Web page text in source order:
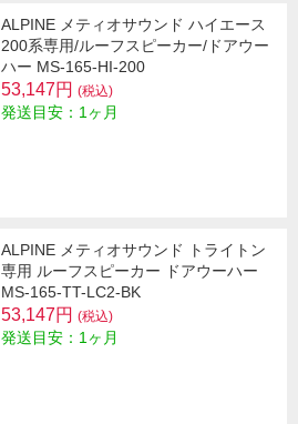
ALPINE メティオサウンド ハイエース
200系専用/ルーフスピーカー/ドアウー
ハー MS-165-HI-200
53,147円 (税込)
発送目安：1ヶ月
ALPINE メティオサウンド トライトン
専用 ルーフスピーカー ドアウーハー
MS-165-TT-LC2-BK
53,147円 (税込)
発送目安：1ヶ月